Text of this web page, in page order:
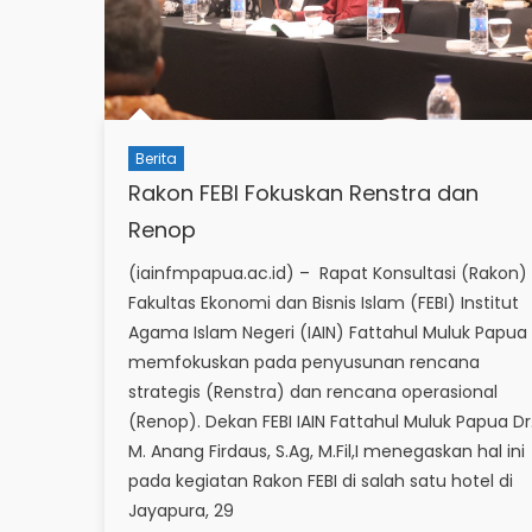
Berita
Rakon FEBI Fokuskan Renstra dan
Renop
(iainfmpapua.ac.id) – Rapat Konsultasi (Rakon)
Fakultas Ekonomi dan Bisnis Islam (FEBI) Institut
Agama Islam Negeri (IAIN) Fattahul Muluk Papua
memfokuskan pada penyusunan rencana
strategis (Renstra) dan rencana operasional
(Renop). Dekan FEBI IAIN Fattahul Muluk Papua Dr.
M. Anang Firdaus, S.Ag, M.Fil,I menegaskan hal ini
pada kegiatan Rakon FEBI di salah satu hotel di
Jayapura, 29